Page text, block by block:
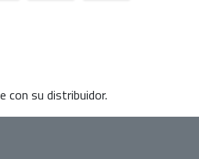
con su distribuidor.